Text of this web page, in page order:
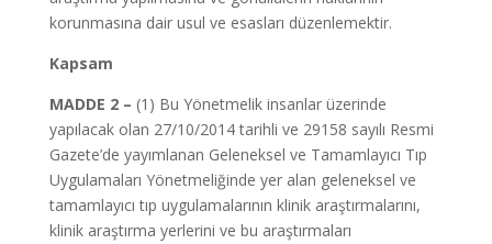
korunmasına dair usul ve esasları düzenlemektir.
Kapsam
MADDE 2 – (1) Bu Yönetmelik insanlar üzerinde
yapılacak olan 27/10/2014 tarihli ve 29158 sayılı Resmi
Gazete’de yayımlanan Geleneksel ve Tamamlayıcı Tıp
Uygulamaları Yönetmeliğinde yer alan geleneksel ve
tamamlayıcı tıp uygulamalarının klinik araştırmalarını,
klinik araştırma yerlerini ve bu araştırmaları